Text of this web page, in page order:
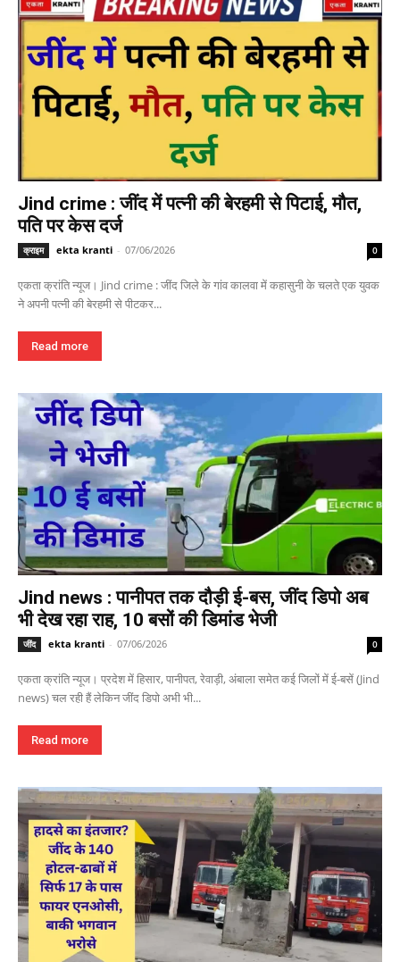
Jind crime : जींद में पत्नी की बेरहमी से पिटाई, मौत,
पति पर केस दर्ज
क्राइम ekta kranti - 07/06/2026 0
एकता क्रांति न्यूज। Jind crime : जींद जिले के गांव कालवा में कहासुनी के चलते एक युवक
ने अपनी पत्नी की बेरहमी से पीटकर...
Read more
Jind news : पानीपत तक दौड़ी ई-बस, जींद डिपो अब
भी देख रहा राह, 10 बसों की डिमांड भेजी
जींद ekta kranti - 07/06/2026 0
एकता क्रांति न्यूज। प्रदेश में हिसार, पानीपत, रेवाड़ी, अंबाला समेत कई जिलों में ई-बसें (Jind
news) चल रही हैं लेकिन जींद डिपो अभी भी...
Read more